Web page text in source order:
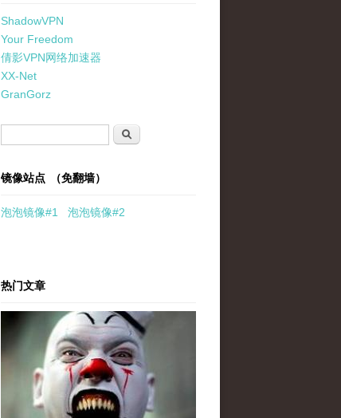
ShadowVPN
Your Freedom
倩影VPN网络加速器
XX-Net
GranGorz
搜索
镜像站点 （免翻墙）
泡泡镜像#1 泡泡镜像#2
热门文章